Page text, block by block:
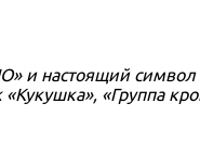
и настоящий символ
«Группа